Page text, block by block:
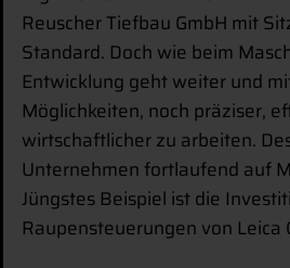
Reuscher Tiefbau GmbH mit
Standard. Doch wie beim
Entwicklung geht weiter und
Möglichkeiten, noch präziser,
wirtschaftlicher zu arbeiten.
Unternehmen fortlaufend auf
Jüngstes Beispiel ist die
Raupensteuerungen von Leica